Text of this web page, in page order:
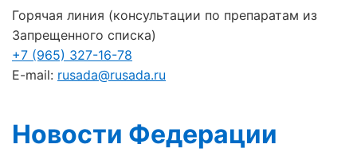
Горячая линия (консультации по препаратам из
Запрещенного списка)
+7 (965) 327-16-78
E-mail: rusada@rusada.ru
Новости Федерации